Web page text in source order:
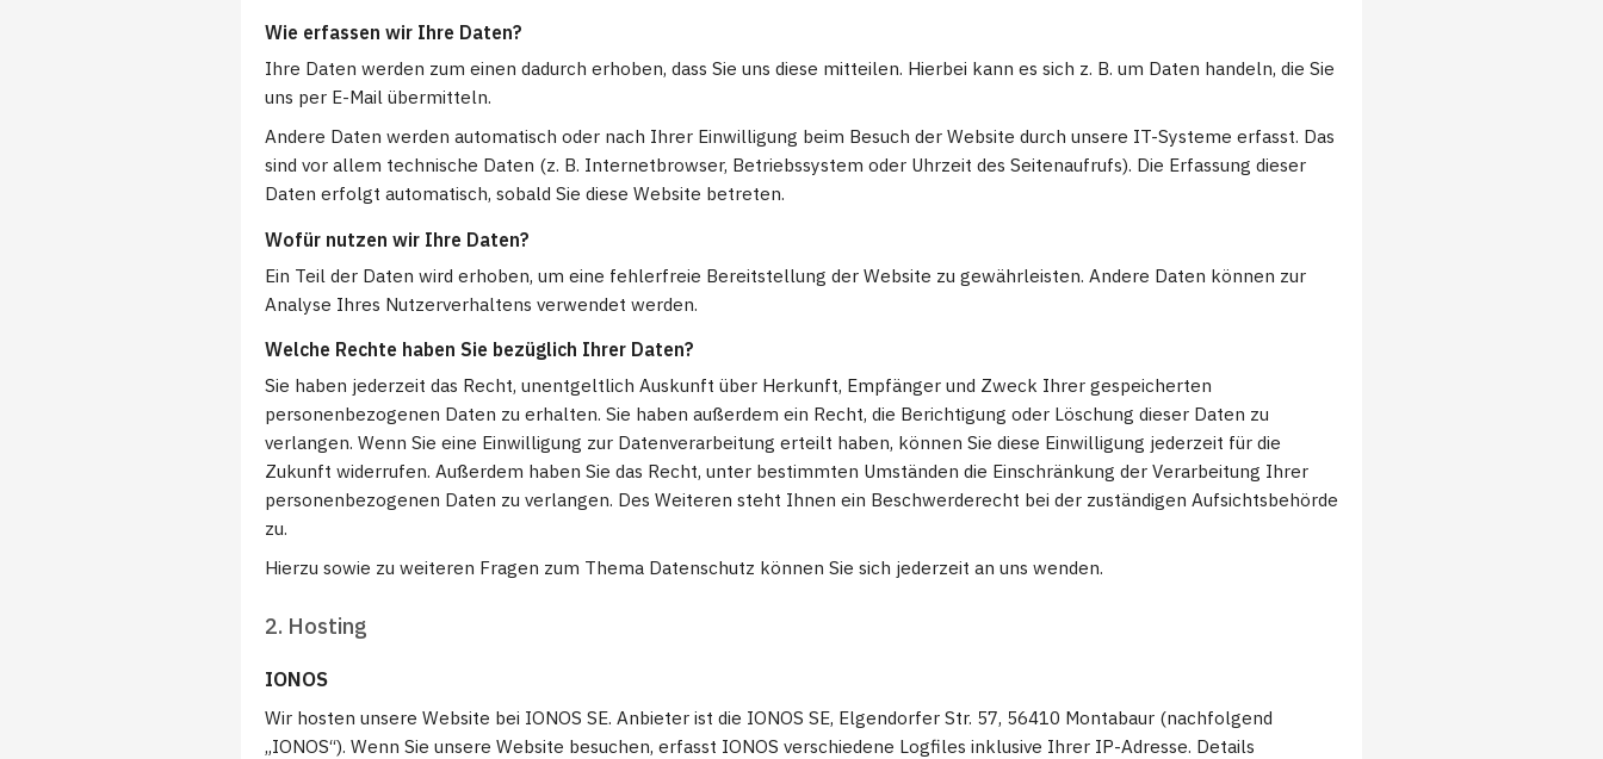
Wie erfassen wir Ihre Daten?
Ihre Daten werden zum einen dadurch erhoben, dass Sie uns diese mitteilen. Hierbei kann es sich z. B. um Daten handeln, die Sie
uns per E-Mail übermitteln.
Andere Daten werden automatisch oder nach Ihrer Einwilligung beim Besuch der Website durch unsere IT-Systeme erfasst. Das
sind vor allem technische Daten (z. B. Internetbrowser, Betriebssystem oder Uhrzeit des Seitenaufrufs). Die Erfassung dieser
Daten erfolgt automatisch, sobald Sie diese Website betreten.
Wofür nutzen wir Ihre Daten?
Ein Teil der Daten wird erhoben, um eine fehlerfreie Bereitstellung der Website zu gewährleisten. Andere Daten können zur
Analyse Ihres Nutzerverhaltens verwendet werden.
Welche Rechte haben Sie bezüglich Ihrer Daten?
Sie haben jederzeit das Recht, unentgeltlich Auskunft über Herkunft, Empfänger und Zweck Ihrer gespeicherten
personenbezogenen Daten zu erhalten. Sie haben außerdem ein Recht, die Berichtigung oder Löschung dieser Daten zu
verlangen. Wenn Sie eine Einwilligung zur Datenverarbeitung erteilt haben, können Sie diese Einwilligung jederzeit für die
Zukunft widerrufen. Außerdem haben Sie das Recht, unter bestimmten Umständen die Einschränkung der Verarbeitung Ihrer
personenbezogenen Daten zu verlangen. Des Weiteren steht Ihnen ein Beschwerderecht bei der zuständigen Aufsichtsbehörde
zu.
Hierzu sowie zu weiteren Fragen zum Thema Datenschutz können Sie sich jederzeit an uns wenden.
2. Hosting
IONOS
Wir hosten unsere Website bei IONOS SE. Anbieter ist die IONOS SE, Elgendorfer Str. 57, 56410 Montabaur (nachfolgend
„IONOS“). Wenn Sie unsere Website besuchen, erfasst IONOS verschiedene Logfiles inklusive Ihrer IP-Adresse. Details